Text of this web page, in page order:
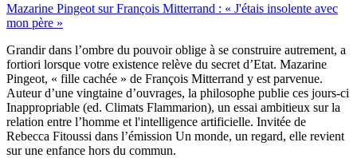
Mazarine Pingeot sur François Mitterrand : « J'étais insolente avec
mon père »
Grandir dans l’ombre du pouvoir oblige à se construire autrement, a
fortiori lorsque votre existence relève du secret d’Etat. Mazarine
Pingeot, « fille cachée » de François Mitterrand y est parvenue.
Auteur d’une vingtaine d’ouvrages, la philosophe publie ces jours-ci
Inappropriable (ed. Climats Flammarion), un essai ambitieux sur la
relation entre l’homme et l'intelligence artificielle. Invitée de
Rebecca Fitoussi dans l’émission Un monde, un regard, elle revient
sur une enfance hors du commun.